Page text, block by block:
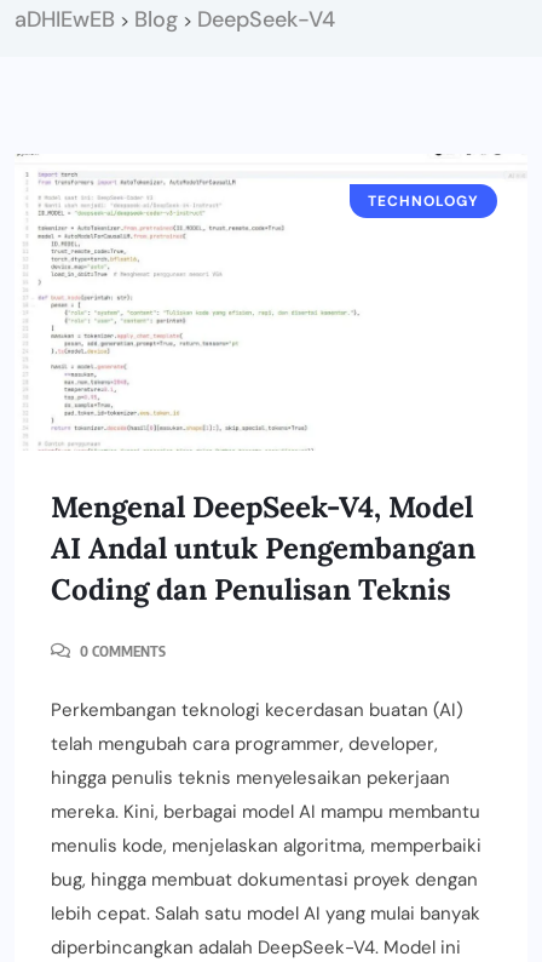
aDHIEwEB > Blog > DeepSeek-V4
TECHNOLOGY
Mengenal DeepSeek-V4, Model
AI Andal untuk Pengembangan
Coding dan Penulisan Teknis
0 COMMENTS
Perkembangan teknologi kecerdasan buatan (AI)
telah mengubah cara programmer, developer,
hingga penulis teknis menyelesaikan pekerjaan
mereka. Kini, berbagai model AI mampu membantu
menulis kode, menjelaskan algoritma, memperbaiki
bug, hingga membuat dokumentasi proyek dengan
lebih cepat. Salah satu model AI yang mulai banyak
diperbincangkan adalah DeepSeek-V4. Model ini